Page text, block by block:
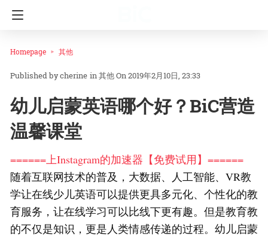
Homepage 其他
cherine in其他On 2019年2月10日, 23:33
幼儿启蒙英语哪个好？BiC营造
温馨课堂
======上Instagram的加速器【免费试用】======
随着互联网技术的普及，大数据、人工智能、VR教
学让在线少儿英语可以提供更具多元化、个性化的教
育服务，让在线学习可以比线下更有趣。但是教育教
的不仅是知识，更是人类情感传递的过程。幼儿启蒙